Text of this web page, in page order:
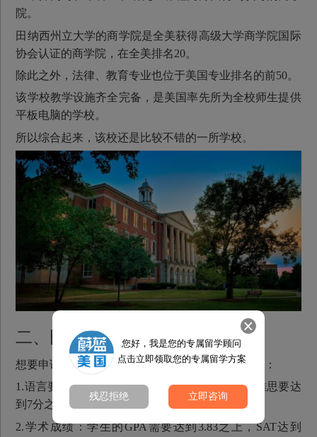
院。
田纳西州立大学的商学院是全美获得高级大学商学院国际
协会认证的商学院，在全美排名20。
除此之外，法律、教育专业也位于美国专业排名的前50。
该学校教学设施齐全完备，是美国率先所为全校师生提供
平板电脑的学校。
所以综合起来，该校还是比较不错的一所学校。
二、田纳西州立大学申请条件
想要申请田纳西州立大学，学生需要达到以下条件：
1.语言要求：学生的托福成绩要达到80分之上，雅思要达
到7分之上。
2.学术成绩：学生的GPA需要达到3.83之上，SAT达到
您好，我是您的专属留学顾问
点击立即领取您的专属留学方案
残忍拒绝 立即咨询